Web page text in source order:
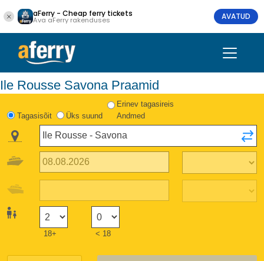
aFerry - Cheap ferry tickets
Ava aFerry rakenduses AVATUD
Ile Rousse Savona Praamid
Tagasisõit Üks suund
Erinev tagasireis
Andmed
18+ < 18